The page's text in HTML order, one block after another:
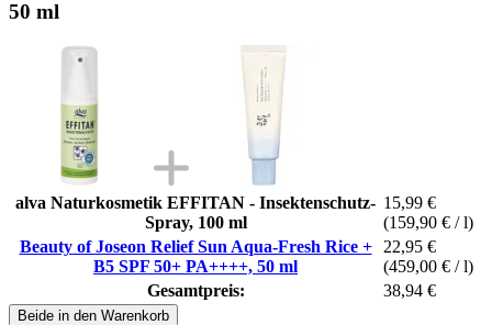
50 ml
alva Naturkosmetik EFFITAN - Insektenschutz-
Spray, 100 ml
15,99 €
(159,90 € / l)
Beauty of Joseon Relief Sun Aqua-Fresh Rice +
B5 SPF 50+ PA++++, 50 ml
22,95 €
(459,00 € / l)
Gesamtpreis:
38,94 €
Beide in den Warenkorb